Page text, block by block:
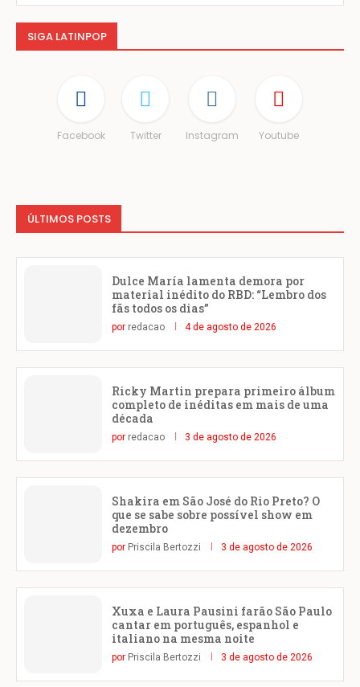
SIGA LATINPOP
Facebook Twitter Instagram Youtube
ÚLTIMOS POSTS
Dulce María lamenta demora por
material inédito do RBD: “Lembro dos
fãs todos os dias”
por redacao 4 de agosto de 2026
Ricky Martin prepara primeiro álbum
completo de inéditas em mais de uma
década
por redacao 3 de agosto de 2026
Shakira em São José do Rio Preto? O
que se sabe sobre possível show em
dezembro
por Priscila Bertozzi 3 de agosto de 2026
Xuxa e Laura Pausini farão São Paulo
cantar em português, espanhol e
italiano na mesma noite
por Priscila Bertozzi 3 de agosto de 2026